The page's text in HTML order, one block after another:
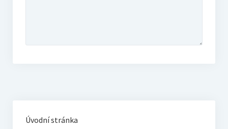
Úvodní stránka